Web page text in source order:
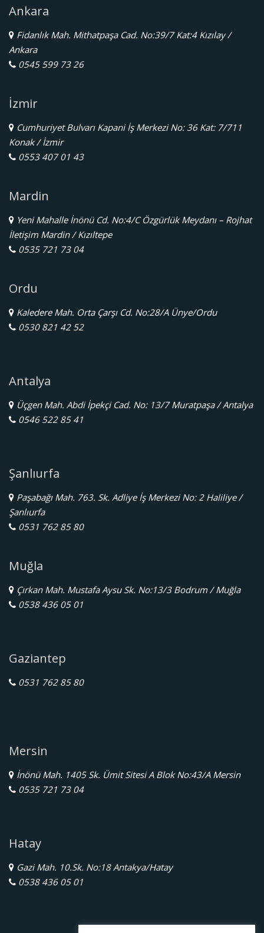
Ankara
Fidanlık Mah. Mithatpaşa Cad. No:39/7 Kat:4 Kızılay /
Ankara
0545 599 73 26
İzmir
Cumhuriyet Bulvarı Kapani İş Merkezi No: 36 Kat: 7/711
Konak / İzmir
0553 407 01 43
Mardin
Yeni Mahalle İnönü Cd. No:4/C Özgürlük Meydanı – Rojhat
İletişim Mardin / Kızıltepe
0535 721 73 04
Ordu
Kaledere Mah. Orta Çarşı Cd. No:28/A Ünye/Ordu
0530 821 42 52
Antalya
Üçgen Mah. Abdi İpekçi Cad. No: 13/7 Muratpaşa / Antalya
0546 522 85 41
Şanlıurfa
Paşabağı Mah. 763. Sk. Adliye İş Merkezi No: 2 Haliliye /
Şanlıurfa
0531 762 85 80
Muğla
Çırkan Mah. Mustafa Aysu Sk. No:13/3 Bodrum / Muğla
0538 436 05 01
Gaziantep
0531 762 85 80
Mersin
İnönü Mah. 1405 Sk. Ümit Sitesi A Blok No:43/A Mersin
0535 721 73 04
Hatay
Gazi Mah. 10.Sk. No:18 Antakya/Hatay
0538 436 05 01